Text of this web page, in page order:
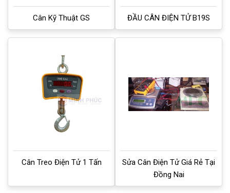
Cân Kỹ Thuật GS ĐẦU CÂN ĐIỆN TỬ B19S
Cân Treo Điện Tử 1 Tấn
Sửa Cân Điện Tử Giá Rẻ Tại
Đồng Nai